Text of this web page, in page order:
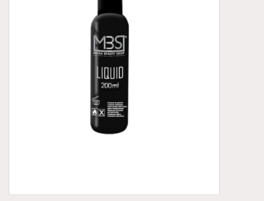
Aluminium koffer/Trolley
NIEUW! Pedicure producten